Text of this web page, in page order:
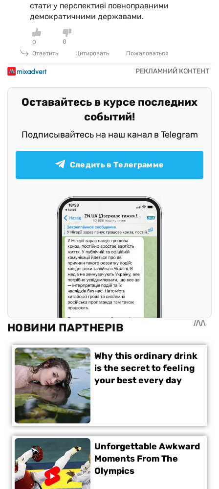
стати у перспективі повноправними
демократичними державами.
0
0
Ответить
Цитировать Пожаловаться
Оставайтесь в курсе последних
событий!
Подписывайтесь на наш канал в Telegram
Следить в Телеграмме